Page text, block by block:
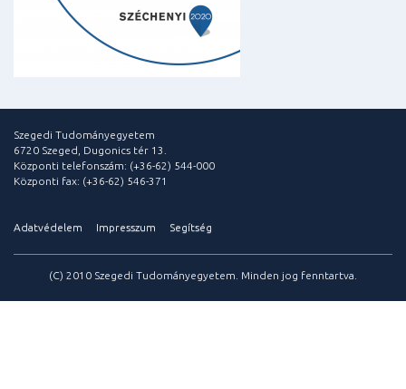
Szegedi Tudományegyetem
6720 Szeged, Dugonics tér 13.
Központi telefonszám: (+36-62) 544-000
Központi fax: (+36-62) 546-371
Adatvédelem Impresszum Segítség
(C) 2010 Szegedi Tudományegyetem. Minden jog fenntartva.